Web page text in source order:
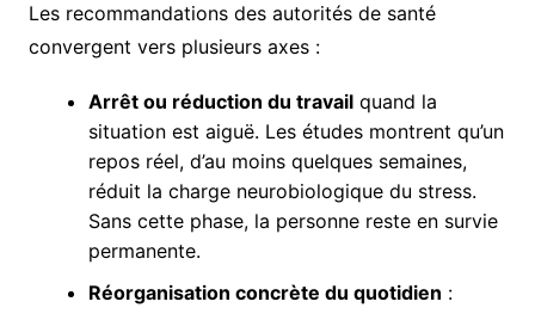
Les recommandations des autorités de santé
convergent vers plusieurs axes :
Arrêt ou réduction du travailquand la
situation est aiguë. Les études montrent qu’un
repos réel, d’au moins quelques semaines,
réduit la charge neurobiologique du stress.
Sans cette phase, la personne reste en survie
permanente.
Réorganisation concrète du quotidien :